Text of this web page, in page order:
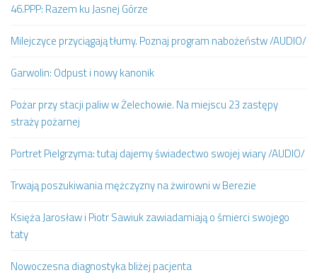
46.PPP: Razem ku Jasnej Górze
Milejczyce przyciągają tłumy. Poznaj program nabożeństw /AUDIO/
Garwolin: Odpust i nowy kanonik
Pożar przy stacji paliw w Żelechowie. Na miejscu 23 zastępy
straży pożarnej
Portret Pielgrzyma: tutaj dajemy świadectwo swojej wiary /AUDIO/
Trwają poszukiwania mężczyzny na żwirowni w Berezie
Księża Jarosław i Piotr Sawiuk zawiadamiają o śmierci swojego
taty
Nowoczesna diagnostyka bliżej pacjenta